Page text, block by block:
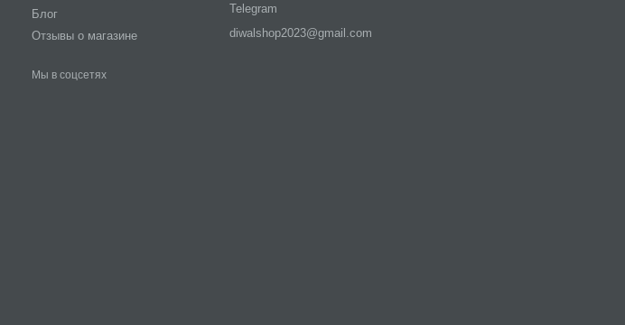
Блог
Отзывы о магазине
Мы в соцсетях
Telegram
diwalshop2023@gmail.com